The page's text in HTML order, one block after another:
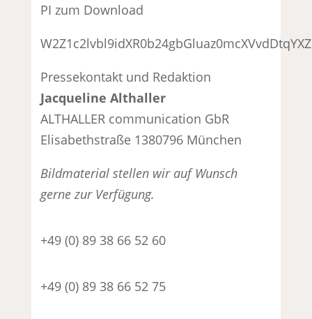
PI zum Download
Pressekontakt und Redaktion
Jacqueline Althaller
ALTHALLER communication GbR
Elisabethstraße 1380796 München
Bildmaterial stellen wir auf Wunsch
gerne zur Verfügung.
+49 (0) 89 38 66 52 60
+49 (0) 89 38 66 52 75